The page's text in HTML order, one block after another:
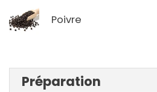
Poivre
Préparation